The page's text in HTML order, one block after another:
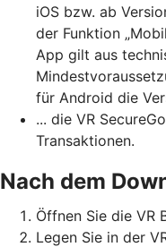
iOS bzw. ab
der Funktion
App gilt aus
für Android die
... die VR
Transaktionen.
Nach dem
Öffnen Sie die VR
Legen Sie in der